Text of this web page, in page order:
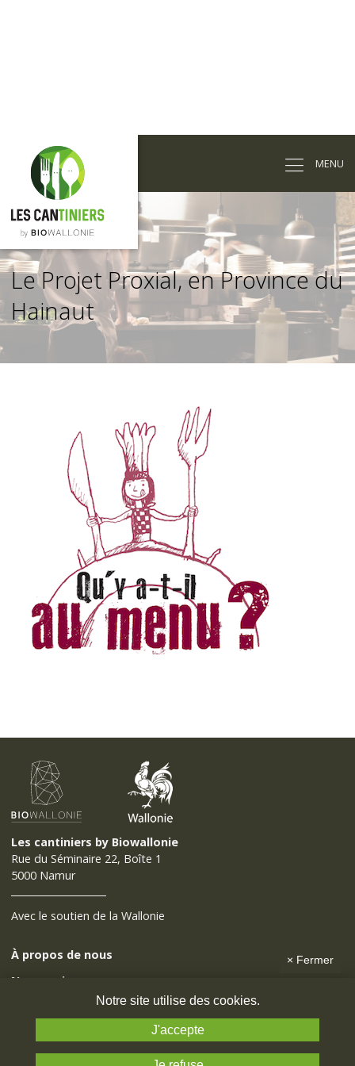
contenu
principal
MENU
Le Projet Proxial, en Province du
Hainaut
Les cantiniers by Biowallonie
Rue du Séminaire 22, Boîte 1
5000 Namur
Avec le soutien de la Wallonie
À propos de nous
Nos services
Notre site utilise des cookies.
J'accepte
× Fermer